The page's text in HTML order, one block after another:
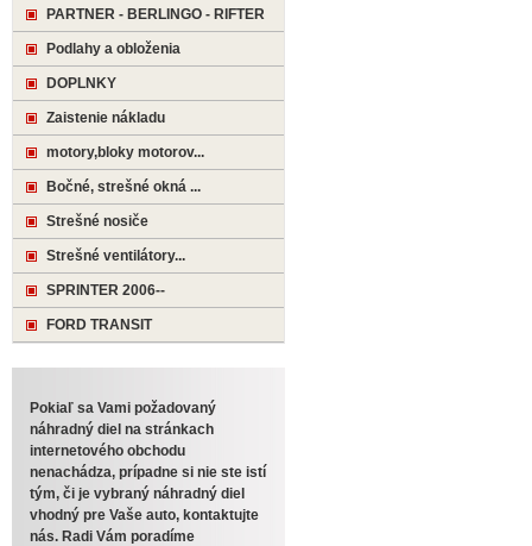
PARTNER - BERLINGO - RIFTER
Podlahy a obloženia
DOPLNKY
Zaistenie nákladu
motory,bloky motorov...
Bočné, strešné okná ...
Strešné nosiče
Strešné ventilátory...
SPRINTER 2006--
FORD TRANSIT
Pokiaľ sa Vami požadovaný
náhradný diel na stránkach
internetového obchodu
nenachádza, prípadne si nie ste istí
tým, či je vybraný náhradný diel
vhodný pre Vaše auto, kontaktujte
nás. Radi Vám poradíme